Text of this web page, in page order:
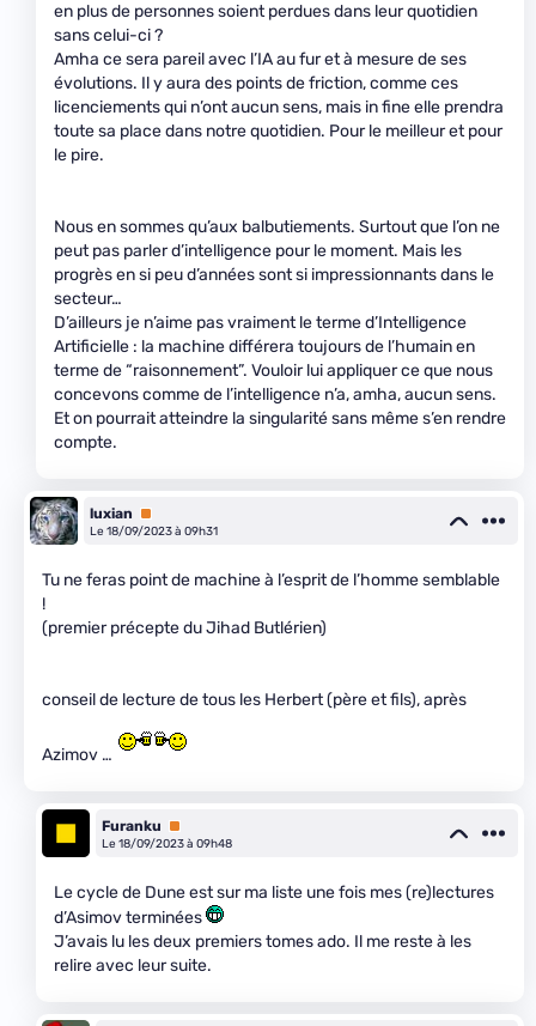
en plus de personnes soient perdues dans leur quotidien
sans celui-ci ?
Amha ce sera pareil avec l’IA au fur et à mesure de ses
évolutions. Il y aura des points de friction, comme ces
licenciements qui n’ont aucun sens, mais in fine elle prendra
toute sa place dans notre quotidien. Pour le meilleur et pour
le pire.
Nous en sommes qu’aux balbutiements. Surtout que l’on ne
peut pas parler d’intelligence pour le moment. Mais les
progrès en si peu d’années sont si impressionnants dans le
secteur…
D’ailleurs je n’aime pas vraiment le terme d’Intelligence
Artificielle : la machine différera toujours de l’humain en
terme de “raisonnement”. Vouloir lui appliquer ce que nous
concevons comme de l’intelligence n’a, amha, aucun sens.
Et on pourrait atteindre la singularité sans même s’en rendre
compte.
luxian
Premium
Le 18/09/2023 à 09h31
Tu ne feras point de machine à l’esprit de l’homme semblable
!
(premier précepte du Jihad Butlérien)
conseil de lecture de tous les Herbert (père et fils), après
Azimov …
Furanku
Premium
Le 18/09/2023 à 09h48
Le cycle de Dune est sur ma liste une fois mes (re)lectures
d’Asimov terminées
J’avais lu les deux premiers tomes ado. Il me reste à les
relire avec leur suite.